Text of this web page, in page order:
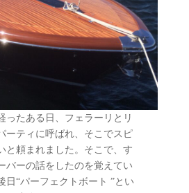
ったある日、フェラーリとリ
ーティに呼ばれ、そこでスピ
と頼まれました。そこで、す
バーの話をしたのを覚えてい
日“パーフェクトボート ”とい